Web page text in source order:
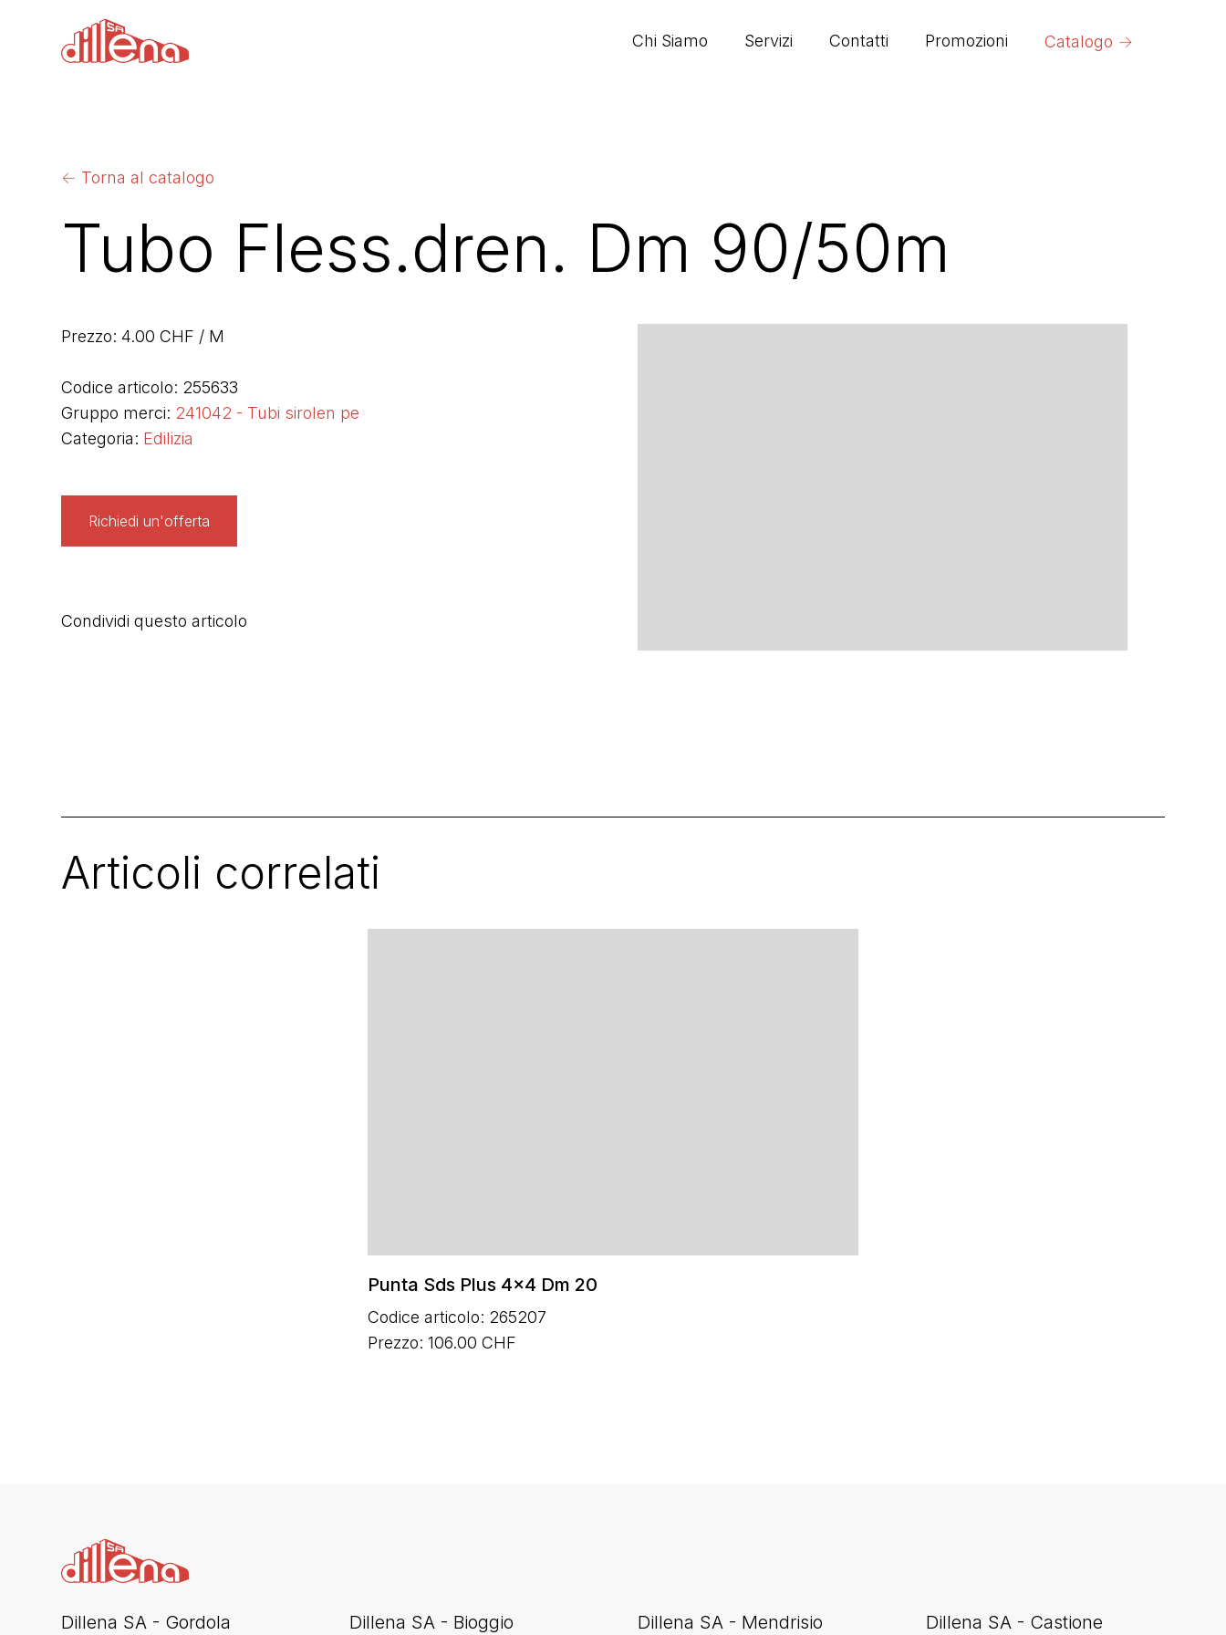
Chi Siamo Servizi Contatti Promozioni Catalogo →
← Torna al catalogo
Tubo Fless.dren. Dm 90/50m
Prezzo: 4.00 CHF / M
Codice articolo: 255633
Gruppo merci: 241042 - Tubi sirolen pe
Categoria: Edilizia
Richiedi un'offerta
Condividi questo articolo
Articoli correlati
Punta Sds Plus 4x4 Dm 20
Codice articolo: 265207
Prezzo: 106.00 CHF
Dillena SA - Gordola Dillena SA - Bioggio Dillena SA - Mendrisio Dillena SA - Castione